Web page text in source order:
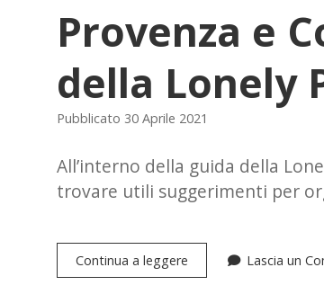
Provenza e
della Lonely
Pubblicato 30 Aprile 2021
All’interno della guida della
trovare utili suggerimenti per
Continua a leggere Provenza
e
Lascia un